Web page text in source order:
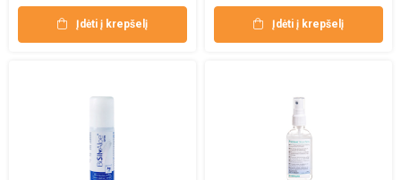
Įdėti į krepšelį Įdėti į krepšelį